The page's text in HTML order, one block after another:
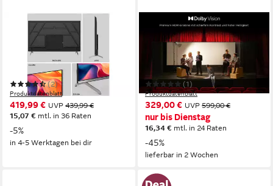
U55QST QLED-Fernseher
139 cm/55 Zoll Diagonale
Bildschirmtechnologie
4K Ultra HD Auflösung
(2)
Produktdatenblatt
419,99 € UVP 439,99 €
15,07 € mtl. in 36 Raten
-5%
in 4-5 Werktagen bei dir
55T69CX1 QLED-Fernseher
139 cm/55 Zoll
Diagonale
Bildschirmtechnologie
4K Ultra HD Auflösung
(1)
Produktdatenblatt
329,00 € UVP 599,00 €
nur bis Dienstag
16,34 € mtl. in 24 Raten
-45%
lieferbar in 2 Wochen